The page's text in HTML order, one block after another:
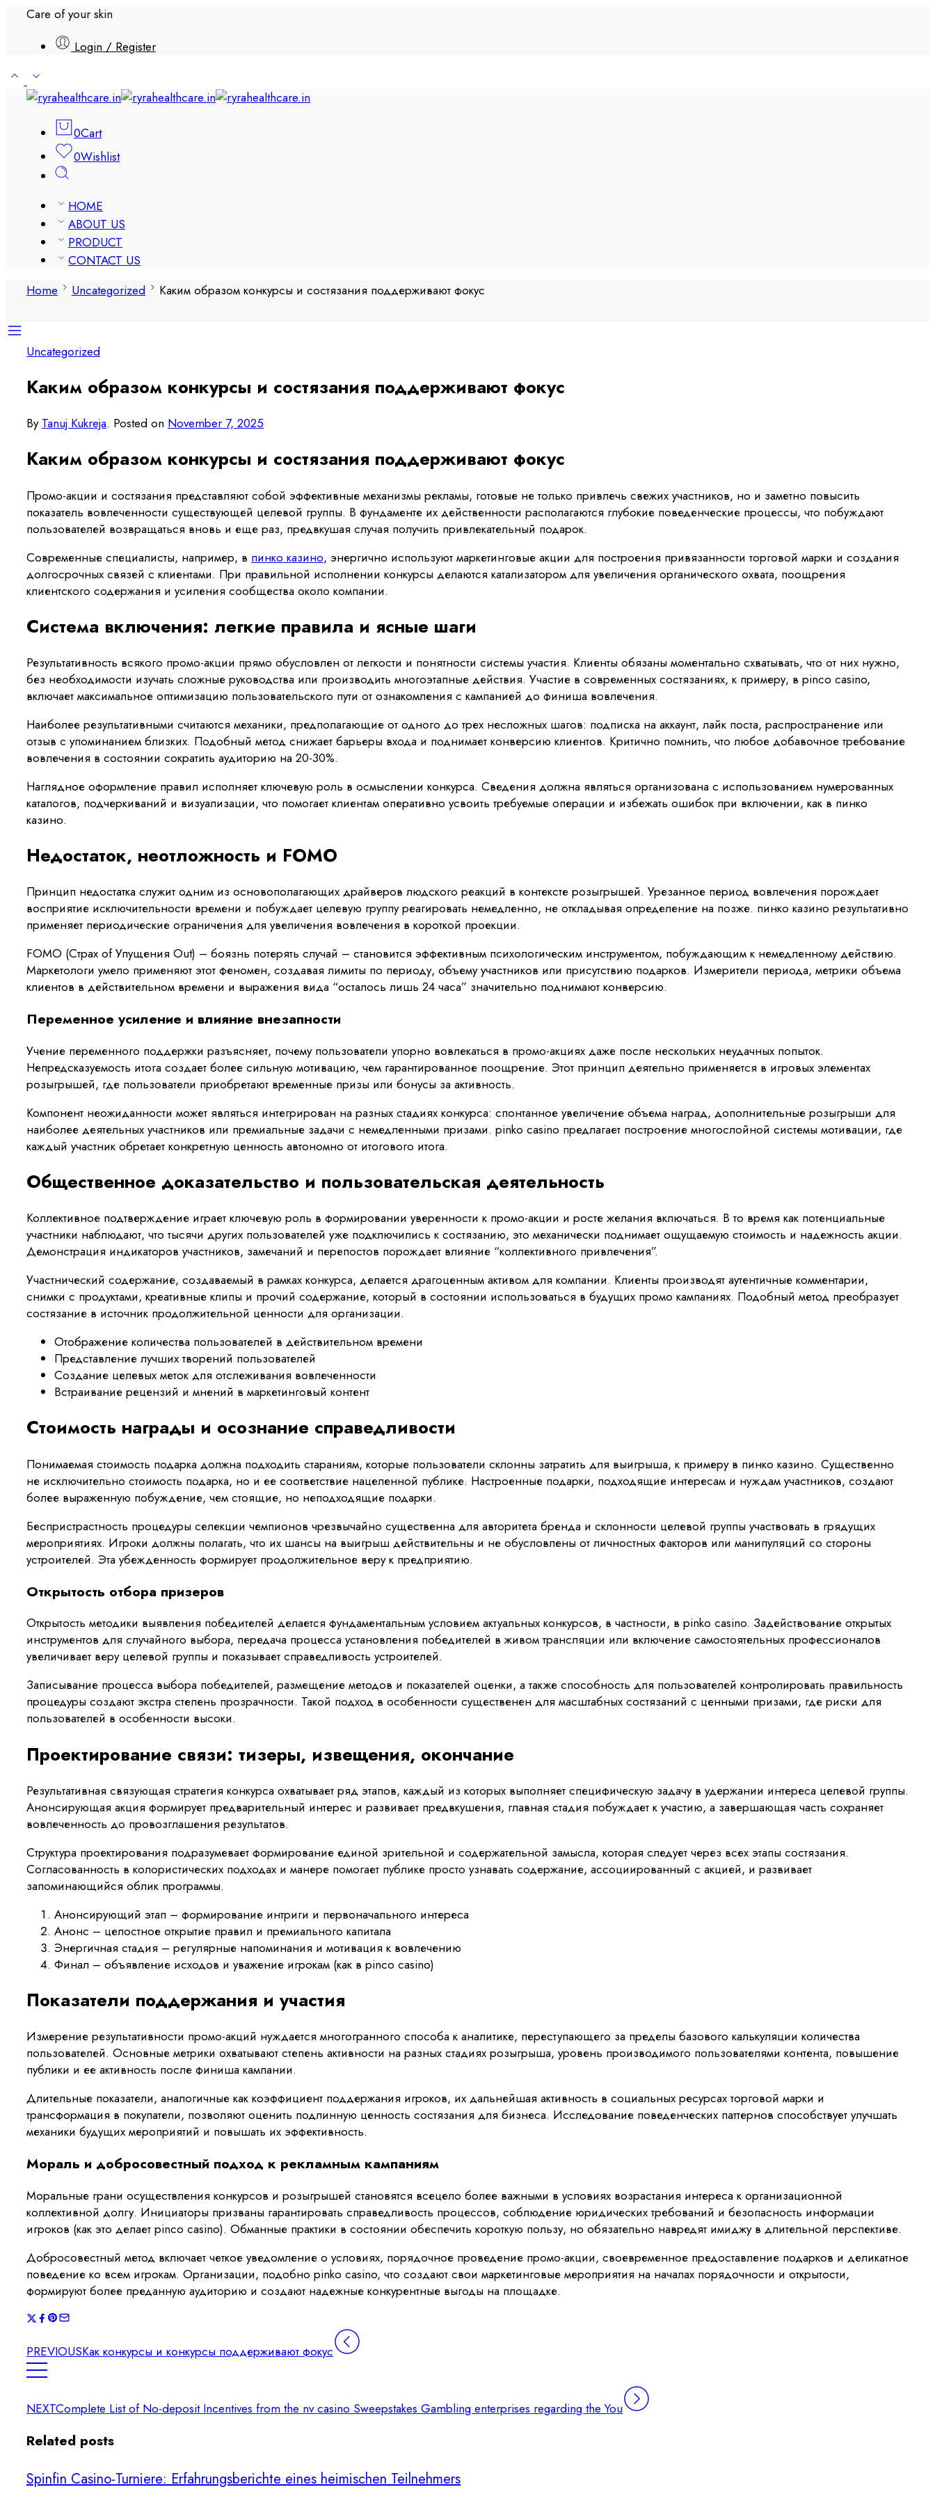
Care of your skin
Login / Register
0Cart
0Wishlist
HOME
ABOUT US
PRODUCT
CONTACT US
Home
Uncategorized Каким образом конкурсы и состязания поддерживают фокус
Uncategorized
Каким образом конкурсы и состязания поддерживают фокус
By Tanuj Kukreja. Posted on November 7, 2025
Каким образом конкурсы и состязания поддерживают фокус
Промо-акции и состязания представляют собой эффективные механизмы рекламы, готовые не только привлечь свежих участников, но и заметно повысить
показатель вовлеченности существующей целевой группы. В фундаменте их действенности располагаются глубокие поведенческие процессы, что побуждают
пользователей возвращаться вновь и еще раз, предвкушая случая получить привлекательный подарок.
Современные специалисты, например, в пинко казино, энергично используют маркетинговые акции для построения привязанности торговой марки и создания
долгосрочных связей с клиентами. При правильной исполнении конкурсы делаются катализатором для увеличения органического охвата, поощрения
клиентского содержания и усиления сообщества около компании.
Система включения: легкие правила и ясные шаги
Результативность всякого промо-акции прямо обусловлен от легкости и понятности системы участия. Клиенты обязаны моментально схватывать, что от них нужно,
без необходимости изучать сложные руководства или производить многоэтапные действия. Участие в современных состязаниях, к примеру, в pinco casino,
включает максимальное оптимизацию пользовательского пути от ознакомления с кампанией до финиша вовлечения.
Наиболее результативными считаются механики, предполагающие от одного до трех несложных шагов: подписка на аккаунт, лайк поста, распространение или
отзыв с упоминанием близких. Подобный метод снижает барьеры входа и поднимает конверсию клиентов. Критично помнить, что любое добавочное требование
вовлечения в состоянии сократить аудиторию на 20-30%.
Наглядное оформление правил исполняет ключевую роль в осмыслении конкурса. Сведения должна являться организована с использованием нумерованных
каталогов, подчеркиваний и визуализации, что помогает клиентам оперативно усвоить требуемые операции и избежать ошибок при включении, как в пинко
казино.
Недостаток, неотложность и FOMO
Принцип недостатка служит одним из основополагающих драйверов людского реакций в контексте розыгрышей. Урезанное период вовлечения порождает
восприятие исключительности времени и побуждает целевую группу реагировать немедленно, не откладывая определение на позже. пинко казино результативно
применяет периодические ограничения для увеличения вовлечения в короткой проекции.
FOMO (Страх of Упущения Out) – боязнь потерять случай – становится эффективным психологическим инструментом, побуждающим к немедленному действию.
Маркетологи умело применяют этот феномен, создавая лимиты по периоду, объему участников или присутствию подарков. Измерители периода, метрики объема
клиентов в действительном времени и выражения вида “осталось лишь 24 часа” значительно поднимают конверсию.
Переменное усиление и влияние внезапности
Учение переменного поддержки разъясняет, почему пользователи упорно вовлекаться в промо-акциях даже после нескольких неудачных попыток.
Непредсказуемость итога создает более сильную мотивацию, чем гарантированное поощрение. Этот принцип деятельно применяется в игровых элементах
розыгрышей, где пользователи приобретают временные призы или бонусы за активность.
Компонент неожиданности может являться интегрирован на разных стадиях конкурса: спонтанное увеличение объема наград, дополнительные розыгрыши для
наиболее деятельных участников или премиальные задачи с немедленными призами. pinko casino предлагает построение многослойной системы мотивации, где
каждый участник обретает конкретную ценность автономно от итогового итога.
Общественное доказательство и пользовательская деятельность
Коллективное подтверждение играет ключевую роль в формировании уверенности к промо-акции и росте желания включаться. В то время как потенциальные
участники наблюдают, что тысячи других пользователей уже подключились к состязанию, это механически поднимает ощущаемую стоимость и надежность акции.
Демонстрация индикаторов участников, замечаний и перепостов порождает влияние “коллективного привлечения”.
Участнический содержание, создаваемый в рамках конкурса, делается драгоценным активом для компании. Клиенты производят аутентичные комментарии,
снимки с продуктами, креативные клипы и прочий содержание, который в состоянии использоваться в будущих промо кампаниях. Подобный метод преобразует
состязание в источник продолжительной ценности для организации.
Отображение количества пользователей в действительном времени
Представление лучших творений пользователей
Создание целевых меток для отслеживания вовлеченности
Встраивание рецензий и мнений в маркетинговый контент
Стоимость награды и осознание справедливости
Понимаемая стоимость подарка должна подходить стараниям, которые пользователи склонны затратить для выигрыша, к примеру в пинко казино. Существенно
не исключительно стоимость подарка, но и ее соответствие нацеленной публике. Настроенные подарки, подходящие интересам и нуждам участников, создают
более выраженную побуждение, чем стоящие, но неподходящие подарки.
Беспристрастность процедуры селекции чемпионов чрезвычайно существенна для авторитета бренда и склонности целевой группы участвовать в грядущих
мероприятиях. Игроки должны полагать, что их шансы на выигрыш действительны и не обусловлены от личностных факторов или манипуляций со стороны
устроителей. Эта убежденность формирует продолжительное веру к предприятию.
Открытость отбора призеров
Открытость методики выявления победителей делается фундаментальным условием актуальных конкурсов, в частности, в pinko casino. Задействование открытых
инструментов для случайного выбора, передача процесса установления победителей в живом трансляции или включение самостоятельных профессионалов
увеличивает веру целевой группы и показывает справедливость устроителей.
Записывание процесса выбора победителей, размещение методов и показателей оценки, а также способность для пользователей контролировать правильность
процедуры создают экстра степень прозрачности. Такой подход в особенности существенен для масштабных состязаний с ценными призами, где риски для
пользователей в особенности высоки.
Проектирование связи: тизеры, извещения, окончание
Результативная связующая стратегия конкурса охватывает ряд этапов, каждый из которых выполняет специфическую задачу в удержании интереса целевой группы.
Анонсирующая акция формирует предварительный интерес и развивает предвкушения, главная стадия побуждает к участию, а завершающая часть сохраняет
вовлеченность до провозглашения результатов.
Структура проектирования подразумевает формирование единой зрительной и содержательной замысла, которая следует через всех этапы состязания.
Согласованность в колористических подходах и манере помогает публике просто узнавать содержание, ассоциированный с акцией, и развивает
запоминающийся облик программы.
Анонсирующий этап – формирование интриги и первоначального интереса
Анонс – целостное открытие правил и премиального капитала
Энергичная стадия – регулярные напоминания и мотивация к вовлечению
Финал – объявление исходов и уважение игрокам (как в pinco casino)
Показатели поддержания и участия
Измерение результативности промо-акций нуждается многогранного способа к аналитике, переступающего за пределы базового калькуляции количества
пользователей. Основные метрики охватывают степень активности на разных стадиях розыгрыша, уровень производимого пользователями контента, повышение
публики и ее активность после финиша кампании.
Длительные показатели, аналогичные как коэффициент поддержания игроков, их дальнейшая активность в социальных ресурсах торговой марки и
трансформация в покупатели, позволяют оценить подлинную ценность состязания для бизнеса. Исследование поведенческих паттернов способствует улучшать
механики будущих мероприятий и повышать их эффективность.
Мораль и добросовестный подход к рекламным кампаниям
Моральные грани осуществления конкурсов и розыгрышей становятся всецело более важными в условиях возрастания интереса к организационной
коллективной долгу. Инициаторы призваны гарантировать справедливость процессов, соблюдение юридических требований и безопасность информации
игроков (как это делает pinco casino). Обманные практики в состоянии обеспечить короткую пользу, но обязательно навредят имиджу в длительной перспективе.
Добросовестный метод включает четкое уведомление о условиях, порядочное проведение промо-акции, своевременное предоставление подарков и деликатное
поведение ко всем игрокам. Организации, подобно pinko casino, что создают свои маркетинговые мероприятия на началах порядочности и открытости,
формируют более преданную аудиторию и создают надежные конкурентные выгоды на площадке.
PREVIOUSКак конкурсы и конкурсы поддерживают фокус
NEXTComplete List of No-deposit Incentives from the nv casino Sweepstakes Gambling enterprises regarding the You
Related posts
Spinfin Casino-Turniere: Erfahrungsberichte eines heimischen Teilnehmers